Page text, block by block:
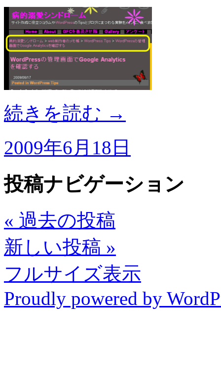
続きを読む →
2009年6月18日
投稿ナビゲーション
« 過去の投稿
新しい投稿 »
フルサイズ表示
Proudly powered by